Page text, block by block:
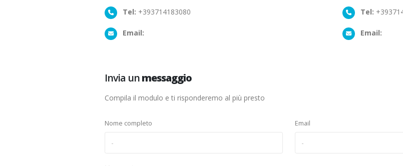
Tel: +393714183080
Email:
Tel:
Email:
Invia unmessaggio
Compila il modulo e ti risponderemo al più presto
Nome completo Email